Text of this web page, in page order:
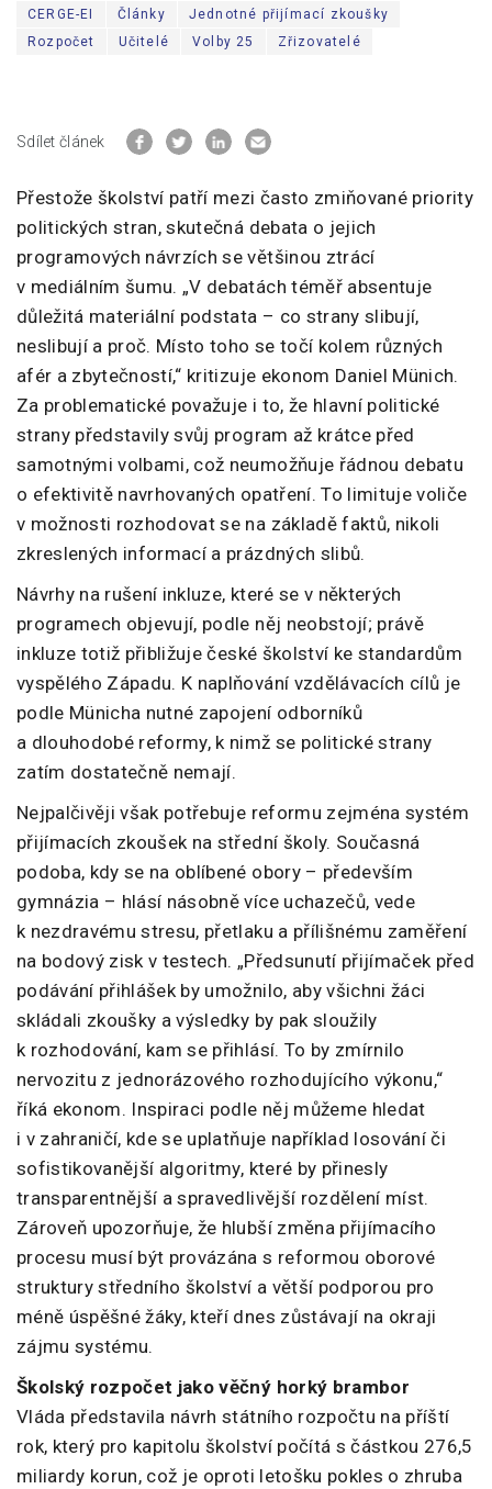
CERGE-EI
Články
Jednotné přijímací zkoušky
Rozpočet
Učitelé Volby 25 Zřizovatelé
Sdílet článek
Přestože školství patří mezi často zmiňované priority
politických stran, skutečná debata o jejich
programových návrzích se většinou ztrácí
v mediálním šumu. „V debatách téměř absentuje
důležitá materiální podstata – co strany slibují,
neslibují a proč. Místo toho se točí kolem různých
afér a zbytečností,“ kritizuje ekonom Daniel Münich.
Za problematické považuje i to, že hlavní politické
strany představily svůj program až krátce před
samotnými volbami, což neumožňuje řádnou debatu
o efektivitě navrhovaných opatření. To limituje voliče
v možnosti rozhodovat se na základě faktů, nikoli
zkreslených informací a prázdných slibů.
Návrhy na rušení inkluze, které se v některých
programech objevují, podle něj neobstojí; právě
inkluze totiž přibližuje české školství ke standardům
vyspělého Západu. K naplňování vzdělávacích cílů je
podle Münicha nutné zapojení odborníků
a dlouhodobé reformy, k nimž se politické strany
zatím dostatečně nemají.
Nejpalčivěji však potřebuje reformu zejména systém
přijímacích zkoušek na střední školy. Současná
podoba, kdy se na oblíbené obory – především
gymnázia – hlásí násobně více uchazečů, vede
k nezdravému stresu, přetlaku a přílišnému zaměření
na bodový zisk v testech. „Předsunutí přijímaček před
podávání přihlášek by umožnilo, aby všichni žáci
skládali zkoušky a výsledky by pak sloužily
k rozhodování, kam se přihlásí. To by zmírnilo
nervozitu z jednorázového rozhodujícího výkonu,“
říká ekonom. Inspiraci podle něj můžeme hledat
i v zahraničí, kde se uplatňuje například losování či
sofistikovanější algoritmy, které by přinesly
transparentnější a spravedlivější rozdělení míst.
Zároveň upozorňuje, že hlubší změna přijímacího
procesu musí být provázána s reformou oborové
struktury středního školství a větší podporou pro
méně úspěšné žáky, kteří dnes zůstávají na okraji
zájmu systému.
Školský rozpočet jako věčný horký brambor
Vláda představila návrh státního rozpočtu na příští
rok, který pro kapitolu školství počítá s částkou 276,5
miliardy korun, což je oproti letošku pokles o zhruba